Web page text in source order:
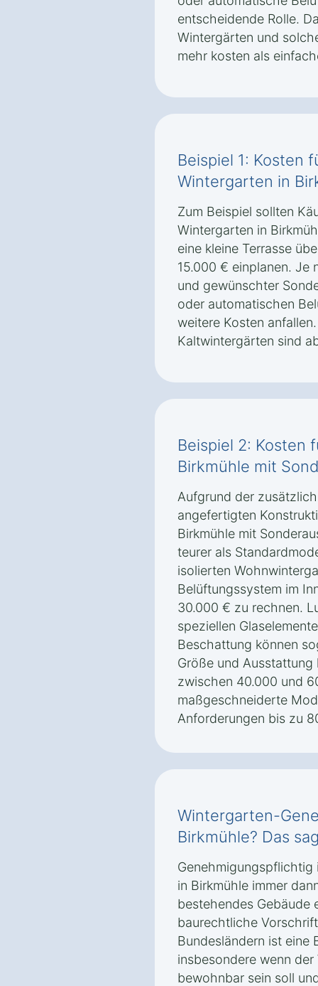
entscheidende Rolle.
Wintergärten und
mehr kosten als
Beispiel 1: Kosten
Wintergarten in
Zum Beispiel sollten
Wintergarten in
eine kleine Terrasse
15.000 € einplanen. Je
und gewünschter
oder automatischen
weitere Kosten
Kaltwintergärten sind
Beispiel 2: Kosten
Birkmühle mit
Aufgrund der
angefertigten
Birkmühle mit
teurer als
isolierten
Belüftungssystem im
30.000 € zu rechnen.
speziellen
Beschattung können
Größe und Ausstattung
zwischen 40.000 und
maßgeschneiderte
Anforderungen bis zu
Wintergarten-
Birkmühle? Das
Genehmigungspflichtig
in Birkmühle immer
bestehendes Gebäude
baurechtliche
Bundesländern ist eine
insbesondere wenn
bewohnbar sein soll